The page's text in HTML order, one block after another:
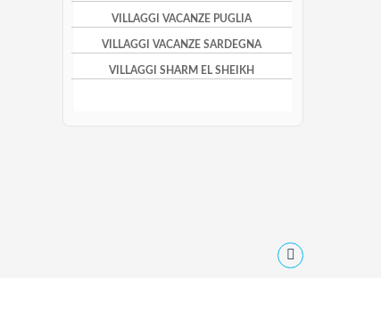
VILLAGGI VACANZE PUGLIA
VILLAGGI VACANZE SARDEGNA
VILLAGGI SHARM EL SHEIKH